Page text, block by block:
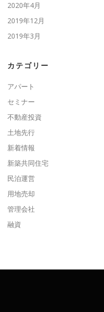
2020年4月
2019年12月
2019年3月
カテゴリー
アパート
セミナー
不動産投資
土地先行
新着情報
新築共同住宅
民泊運営
用地売却
管理会社
融資